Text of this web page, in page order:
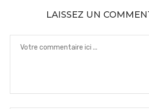
LAISSEZ UN